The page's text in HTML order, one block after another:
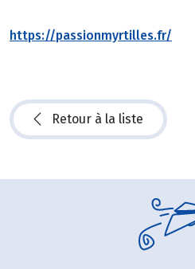
https://passionmyrtilles.fr/
Retour à la liste